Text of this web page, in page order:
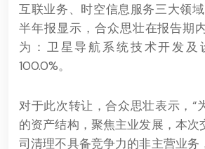
互联业务、时空信息服务三大领
半年报显示，合众思壮在报告期
为：卫星导航系统技术开发及
100.0%。
对于此次转让，合众思壮表示，“
的资产结构，聚焦主业发展，本次
司清理不具备竞争力的非主营业务